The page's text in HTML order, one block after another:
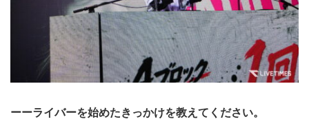
ーーライバーを始めたきっかけを教えてください。